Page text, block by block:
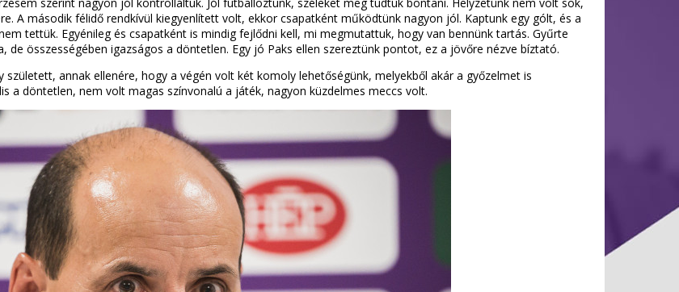
A második félidő rendkívül kiegyenlített volt, ekkor csapatként működtünk nagyon jól. Kaptunk egy gólt, és a
tettük. Egyénileg és csapatként is mindig fejlődni kell, mi megmutattuk, hogy van bennünk tartás. Gyűrte
összességében igazságos a döntetlen. Egy jó Paks ellen szereztünk pontot, ez a jövőre nézve bíztató.
született, annak ellenére, hogy a végén volt két komoly lehetőségünk, melyekből akár a győzelmet is
a döntetlen, nem volt magas színvonalú a játék, nagyon küzdelmes meccs volt.